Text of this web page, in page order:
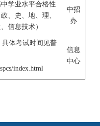
学业水平合格性
、史、地、理、
信息技术）
中招
办
体考试时间见普
index.html
信息
中心